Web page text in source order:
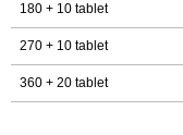
180 + 10 tablet
270 + 10 tablet
360 + 20 tablet